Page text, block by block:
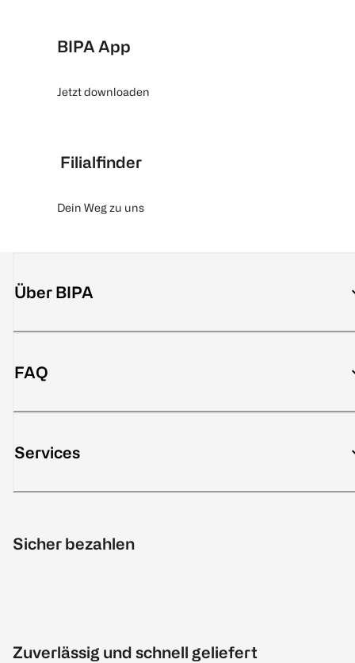
BIPA App
Jetzt downloaden
Filialfinder
Dein Weg zu uns
Über BIPA
FAQ
Services
Sicher bezahlen
Zuverlässig und schnell geliefert